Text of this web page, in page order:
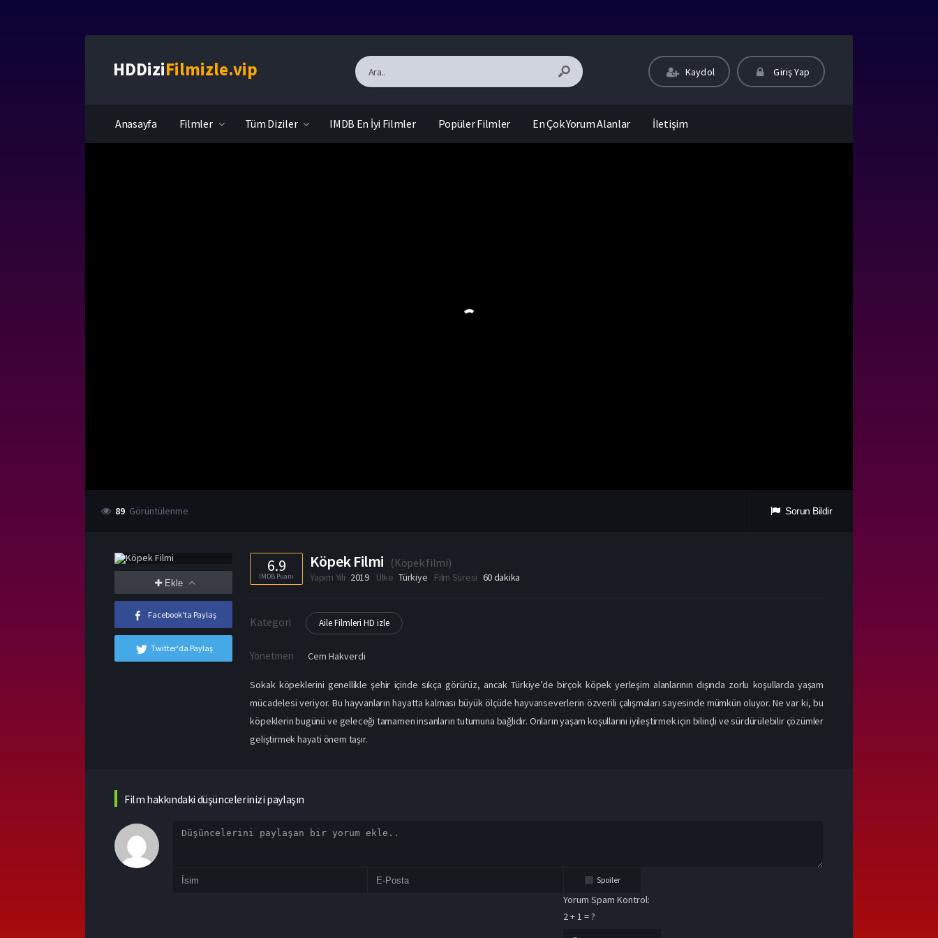
HDDiziFilmizle.vip Kaydol Giriş Yap
Anasayfa Filmler Tüm Diziler IMDB En İyi Filmler Popüler Filmler En Çok Yorum Alanlar İletişim
89 Görüntülenme Sorun Bildir
Ekle
Facebook'ta Paylaş
Twitter'da Paylaş
6.9
IMDB Puanı
Köpek Filmi (Köpek filmi)
Yapım Yılı 2019 Ülke Türkiye Film Süresi 60 dakika
Kategori Aile Filmleri HD izle
Yönetmen Cem Hakverdi
Sokak köpeklerini genellikle şehir içinde sıkça görürüz, ancak Türkiye’de birçok köpek yerleşim alanlarının dışında zorlu koşullarda yaşam
mücadelesi veriyor. Bu hayvanların hayatta kalması büyük ölçüde hayvanseverlerin özverili çalışmaları sayesinde mümkün oluyor. Ne var ki, bu
köpeklerin bugünü ve geleceği tamamen insanların tutumuna bağlıdır. Onların yaşam koşullarını iyileştirmek için bilinçli ve sürdürülebilir çözümler
geliştirmek hayati önem taşır.
Film hakkındaki düşüncelerinizi paylaşın
Spoiler
Yorum Spam Kontrol:
2 + 1 = ?